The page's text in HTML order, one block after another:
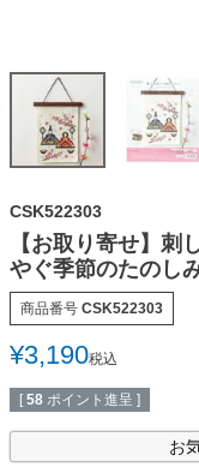
CSK522303
【お取り寄せ】刺
やぐ季節のたのし
商品番号 CSK522303
¥3,190税込
[ 58 ポイント進呈 ]
お